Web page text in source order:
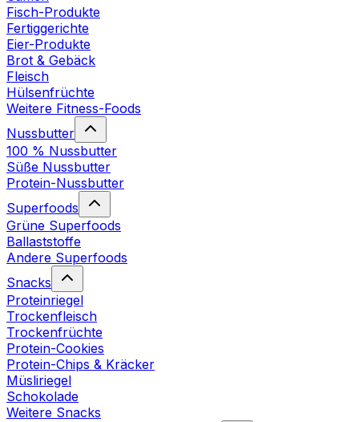
Fisch-Produkte
Fertiggerichte
Eier-Produkte
Brot & Gebäck
Fleisch
Hülsenfrüchte
Weitere Fitness-Foods
Nussbutter
100 % Nussbutter
Süße Nussbutter
Protein-Nussbutter
Superfoods
Grüne Superfoods
Ballaststoffe
Andere Superfoods
Snacks
Proteinriegel
Trockenfleisch
Trockenfrüchte
Protein-Cookies
Protein-Chips & Kräcker
Müsliriegel
Schokolade
Weitere Snacks